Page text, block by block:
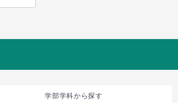
学部学科から探す